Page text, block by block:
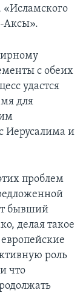
«Исламского
Аксы».
с обеих
удастся
для
Иерусалима и
проблем
бывший
делая такое
роль
что